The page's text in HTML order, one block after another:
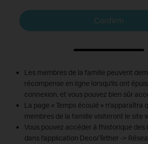
Les membres de la famille peuvent
récompense en ligne lorsqu'ils ont
connexion, et vous pouvez bien sûr
La page « Temps écoulé » n'apparaîtra
membres de la famille visiteront le site
Vous pouvez accéder à l'historique des
dans l'application Deco/Tether ->